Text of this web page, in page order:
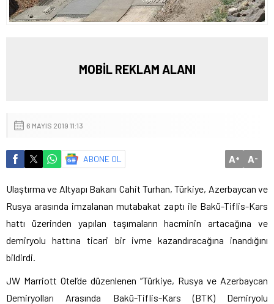
MOBİL REKLAM ALANI
6 MAYIS 2019 11:13
ABONE OL A+ A-
Ulaştırma ve Altyapı Bakanı Cahit Turhan, Türkiye, Azerbaycan ve
Rusya arasında imzalanan mutabakat zaptı ile Bakü-Tiflis-Kars
hattı üzerinden yapılan taşımaların hacminin artacağına ve
demiryolu hattına ticari bir ivme kazandıracağına inandığını
bildirdi.
JW Marriott Otel’de düzenlenen “Türkiye, Rusya ve Azerbaycan
Demiryolları Arasında Bakü-Tiflis-Kars (BTK) Demiryolu